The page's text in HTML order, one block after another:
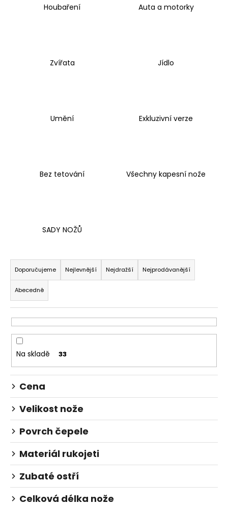
Houbaření Auta a motorky
Zvířata Jídlo
Umění Exkluzivní verze
Bez tetování Všechny kapesní nože
SADY NOŽŮ
Ř
a
z
e
n
í
p
o
d
u
k
t
ů
Doporučujeme Nejlevnější Nejdražší Nejprodávanější
Abecedně
Na skladě 33
Cena
Velikost nože
Povrch čepele
Materiál rukojeti
Zubaté ostří
Celková délka nože
e
m
e
KAPESNÍ
NŮŽ
DEEJO
TATTOO
BLACK
37G
BICYCLE
JUNIPER
WOOD
1
750
Kč